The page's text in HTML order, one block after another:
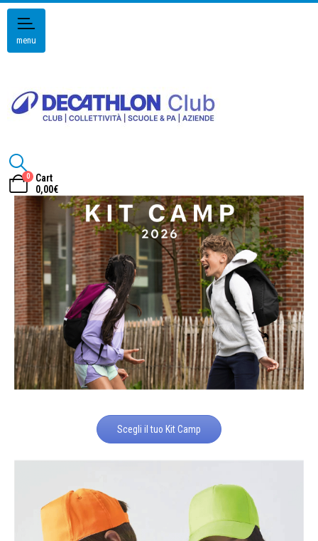
menu
0
Cart
0,00€
Scegli il tuo Kit Camp